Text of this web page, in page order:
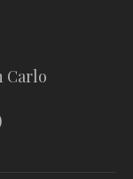
Carlo